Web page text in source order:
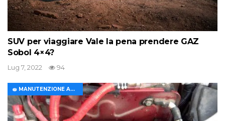
SUV per viaggiare Vale la pena prendere GAZ
Sobol 4×4?
Lug 7, 2022 94
🧽 MANUTENZIONE AUTO